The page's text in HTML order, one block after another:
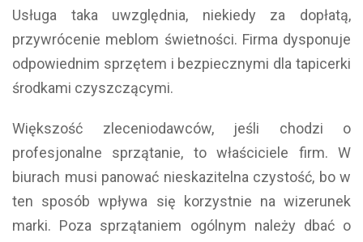
Usługa taka uwzględnia, niekiedy za dopłatą,
przywrócenie meblom świetności. Firma dysponuje
odpowiednim sprzętem i bezpiecznymi dla tapicerki
środkami czyszczącymi.
Większość zleceniodawców, jeśli chodzi o
profesjonalne sprzątanie, to właściciele firm. W
biurach musi panować nieskazitelna czystość, bo w
ten sposób wpływa się korzystnie na wizerunek
marki. Poza sprzątaniem ogólnym należy dbać o